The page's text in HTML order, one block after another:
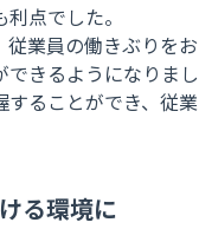
点でした。
業員の働きぶりをお
きるようになりまし
することができ、従業
る環境に